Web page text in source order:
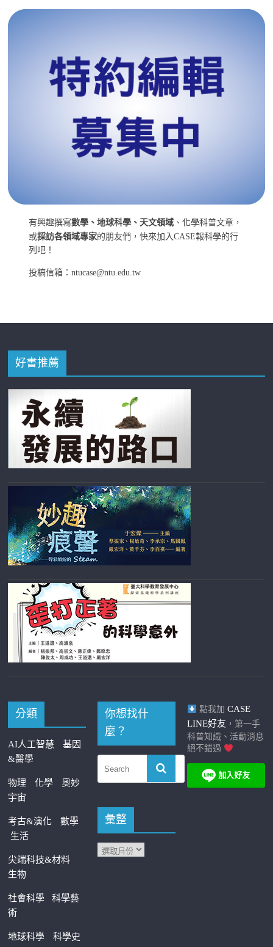
有興趣撰寫數學、地球科學、天文領域 、化學科普文章，
或採訪各領域專家的朋友們，快來加入CASE報科學的行
列吧！
投稿信箱：ntucase@ntu.edu.tw
好書推薦
分類
AI人工智慧
基因
&醫學
物理 化學
奧妙
宇宙
考古&演化
數學
生活
尖端科技&材料
生物
社會科學科學藝
術
地球科學 科學史
你想找什
麼？
彙整
點我加 CASE
LINE好友 ，第一手
科普知識、活動消息
絕不錯過